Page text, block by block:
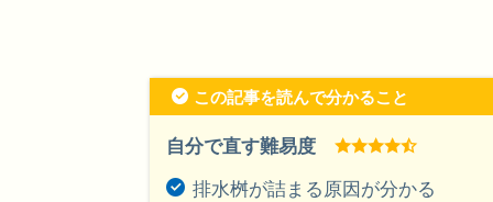
この記事を読んで分かること
自分で直す難易度
排水桝が詰まる原因が分かる